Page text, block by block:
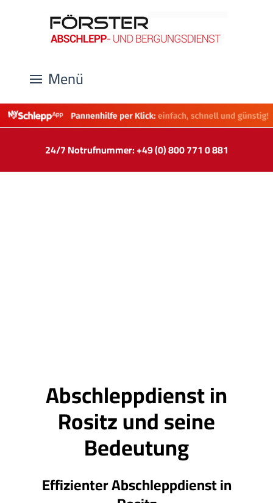
Menü
24/7 Notrufnummer: +49 (0) 800 771 0 881
Abschleppdienst in
Rositz und seine
Bedeutung
Effizienter Abschleppdienst in